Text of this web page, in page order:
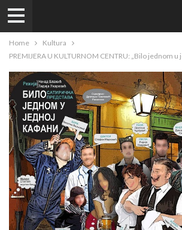
Home
Kultura
PREMIJERA U KULTURNOM CENTRU: „Bilo jednom u